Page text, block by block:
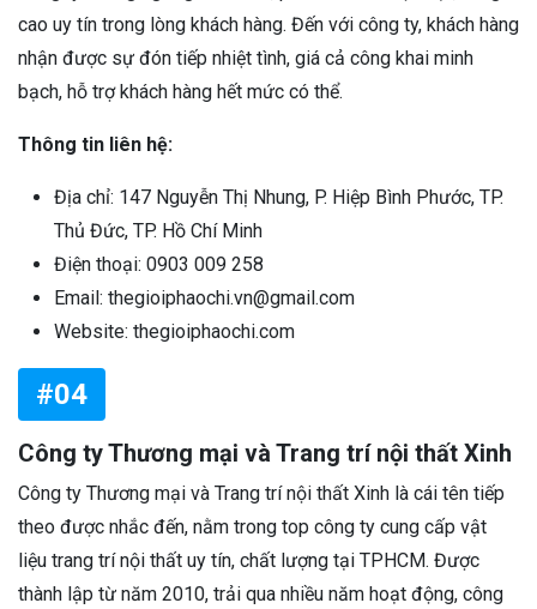
cao uy tín trong lòng khách hàng. Đến với công ty, khách hàng
nhận được sự đón tiếp nhiệt tình, giá cả công khai minh
bạch, hỗ trợ khách hàng hết mức có thể.
Thông tin liên hệ:
Địa chỉ: 147 Nguyễn Thị Nhung, P. Hiệp Bình Phước, TP.
Thủ Đức, TP. Hồ Chí Minh
Điện thoại: 0903 009 258
Email: thegioiphaochi.vn@gmail.com
Website: thegioiphaochi.com
#04
Công ty Thương mại và Trang trí nội thất Xinh
Công ty Thương mại và Trang trí nội thất Xinh là cái tên tiếp
theo được nhắc đến, nằm trong top công ty cung cấp vật
liệu trang trí nội thất uy tín, chất lượng tại TPHCM. Được
thành lập từ năm 2010, trải qua nhiều năm hoạt động, công